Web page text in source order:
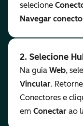
selecione
Navegar
2. Selecione
Na guia Web,
Vincular.
Conectores e
em Conectar ao